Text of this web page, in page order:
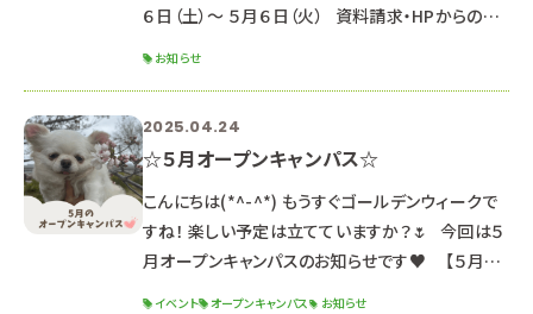
６日（土）～ ５月６日（火） 資料請求・HPからのお
パス申込 LINEでのお問合せ・オープンキャンパス
申込は受付しています♪ 返信が遅くなる可能性も
ありますが、ご了承ください。 ～今後のイベ
お知らせ
2025.04.24
☆５月オープンキャンパス☆
こんにちは(*^-^*) もうすぐゴールデンウィークで
すね！ 楽しい予定は立てていますか？🌷 今回は５
月オープンキャンパスのお知らせです♥ 【５月１
イベント オープンキャンパス お知らせ